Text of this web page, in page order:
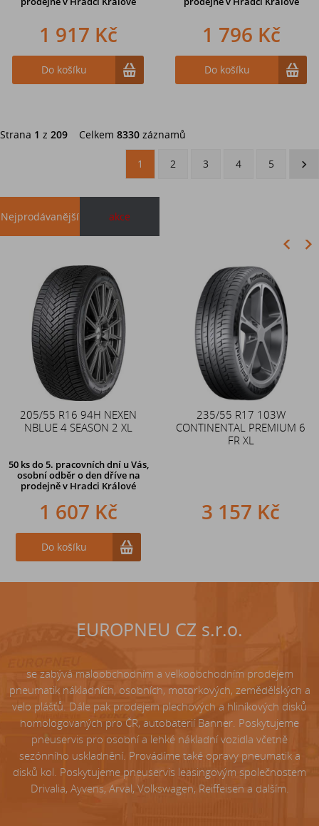
1 917 Kč
Do košíku
1 796 Kč
Do košíku
Strana 1 z 209 Celkem 8330 záznamů
1 2 3 4 5
Nejprodávanější akce
205/55 R16 94H NEXEN
NBLUE 4 SEASON 2 XL
50 ks do 5. pracovních dní u Vás,
osobní odběr o den dříve na
prodejněv Hradci Králové
1 607 Kč
Do košíku
235/55 R17 103W
CONTINENTAL PREMIUM 6
FR XL
3 157 Kč
Duše 12x4 (4.00-4) kovový
zahnutý ventil TR87
242 Kč
EUROPNEU CZ s.r.o.
se zabývá maloobchodním a velkoobchodním prodejem
pneumatik nákladních, osobních, motorkových, zemědělských a
velo plášťů. Dále pak prodejem plechových a hliníkových disků
homologovaných pro ČR, autobaterií Banner. Poskytujeme
pneuservis pro osobní a lehké nákladní vozidla včetně
sezónního uskladnění. Provádíme také opravy pneumatik a
disků kol. Poskytujeme pneuservis leasingovým společnostem
Drivalia, Ayvens, Arval, Volkswagen, Reiffeisen a dalším.